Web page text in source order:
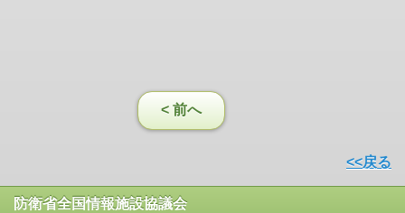
< 前へ
<<戻る
防衛省全国情報施設協議会